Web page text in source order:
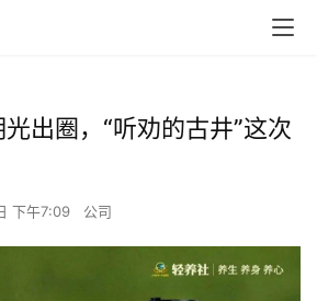
出圈，“听劝的古井”这次
下午7:09 公司